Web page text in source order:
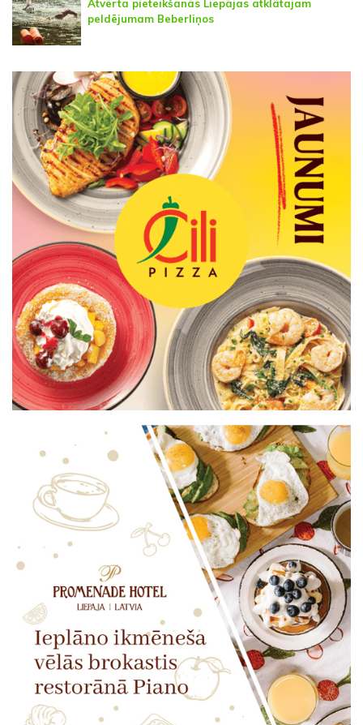
Atvērta pieteikšanās Liepājas atklātajam
peldējumam Beberliņos